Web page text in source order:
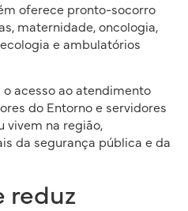
oferece pronto-socorro
maternidade, oncologia,
e ambulatórios
acesso ao atendimento
do Entorno e servidores
vivem na região,
da segurança pública e da
reduz